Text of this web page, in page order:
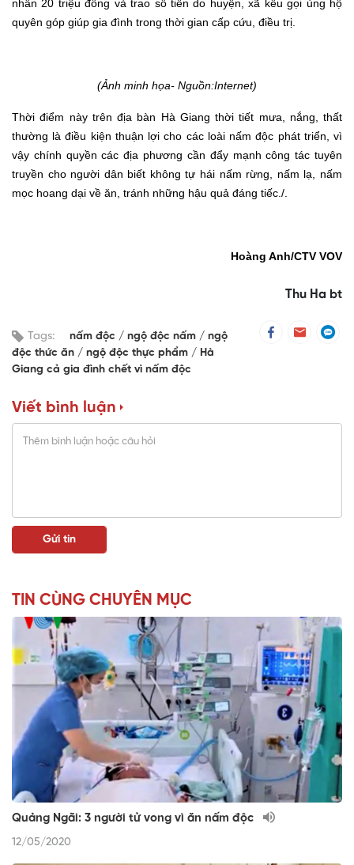
nhân 20 triệu đồng và trao số tiền do huyện, xã kêu gọi ủng hộ
quyên góp giúp gia đình trong thời gian cấp cứu, điều trị.
(Ảnh minh họa- Nguồn:Internet)
Thời điểm này trên địa bàn Hà Giang thời tiết mưa, nắng, thất
thường là điều kiện thuận lợi cho các loài nấm độc phát triển, vì
vậy chính quyền các địa phương cần đẩy mạnh công tác tuyên
truyền cho người dân biết không tự hái nấm rừng, nấm lạ, nấm
mọc hoang dại về ăn, tránh những hậu quả đáng tiếc./.
Hoàng Anh/CTV VOV
Thu Ha bt
Tags: nấm độc ngộ độc nấm
ngộ
độc thức ăn
ngộ độc thực phẩm
Hà
Giang cả gia đình chết vì nấm độc
Viết bình luận
TIN CÙNG CHUYÊN MỤC
Quảng Ngãi: 3 người tử vong vì ăn nấm độc
12/05/2020